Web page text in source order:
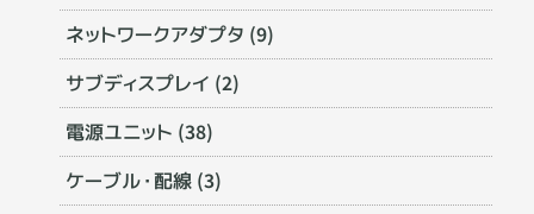
ネットワークアダプタ (9)
サブディスプレイ (2)
電源ユニット (38)
ケーブル・配線 (3)